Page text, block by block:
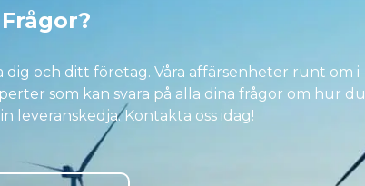
Frågor?
och ditt företag. Våra affärsenheter runt om i
som kan svara på alla dina frågor om hur du
leveranskedja. Kontakta oss idag!